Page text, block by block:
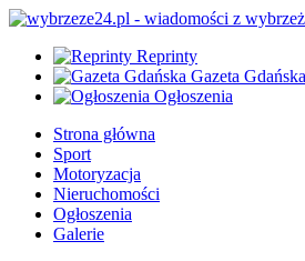
Reprinty
Gazeta Gdańska
Ogłoszenia
Strona główna
Sport
Motoryzacja
Nieruchomości
Ogłoszenia
Galerie